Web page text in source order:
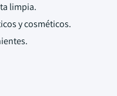
limpia.
y cosméticos.